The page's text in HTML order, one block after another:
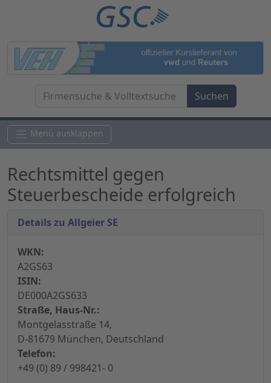
Menü ausklappen
Rechtsmittel gegen
Steuerbescheide erfolgreich
Details zu Allgeier SE
WKN:
A2GS63
ISIN:
DE000A2GS633
Straße, Haus-Nr.:
Montgelasstraße 14,
D-81679 München, Deutschland
Telefon:
+49 (0) 89 / 998421- 0